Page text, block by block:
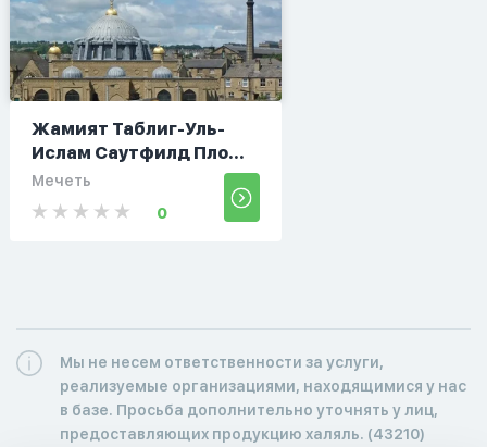
Жамият Таблиг-Уль-
Ислам Саутфилд Пло...
Мечеть
0
Мы не несем ответственности за услуги,
реализуемые организациями, находящимися у нас
в базе. Просьба дополнительно уточнять у лиц,
предоставляющих продукцию халяль. (43210)